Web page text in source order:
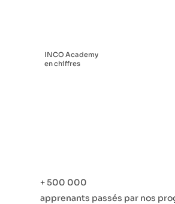
+ 500 000
apprenants passés par nos
INCO Academy
en chiffres